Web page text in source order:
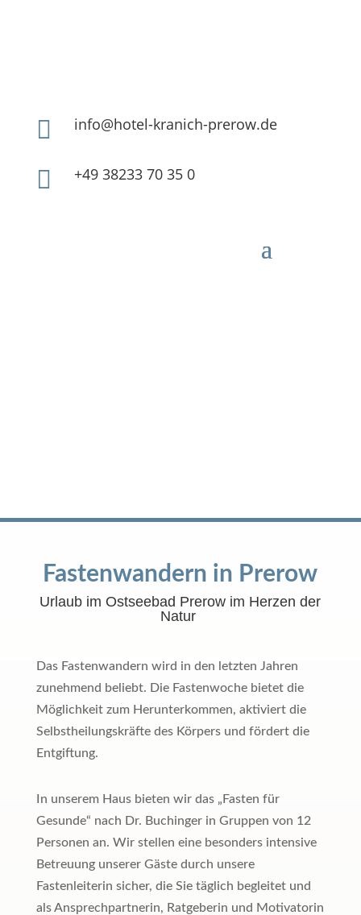
 info@hotel-kranich-prerow.de
 +49 38233 70 35 0
Fastenwandern in Prerow
Urlaub im Ostseebad Prerow im Herzen der
Natur
Das Fastenwandern wird in den letzten Jahren
zunehmend beliebt. Die Fastenwoche bietet die
Möglichkeit zum Herunterkommen, aktiviert die
Selbstheilungskräfte des Körpers und fördert die
Entgiftung.
In unserem Haus bieten wir das „Fasten für
Gesunde“ nach Dr. Buchinger in Gruppen von 12
Personen an. Wir stellen eine besonders intensive
Betreuung unserer Gäste durch unsere
Fastenleiterin sicher, die Sie täglich begleitet und
als Ansprechpartnerin, Ratgeberin und Motivatorin